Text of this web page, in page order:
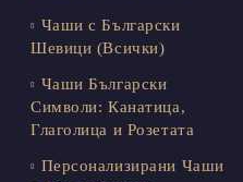
Чаши с Български
Шевици (Всички)
Чаши Български
Символи: Канатица,
Глаголица и Розетата
Персонализирани Чаши